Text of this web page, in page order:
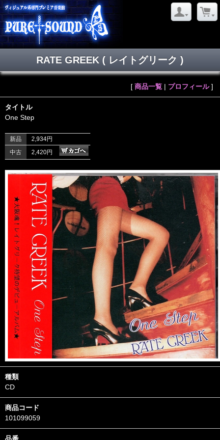
RATE GREEK ( レイトグリーク )
[ 商品一覧 | プロフィール]
タイトル
One Step
新品
2,934円
中古
2,420円
種類
CD
商品コード
101099059